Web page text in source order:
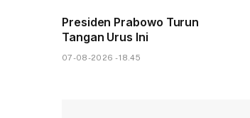
Presiden Prabowo Turun
Tangan Urus Ini
07-08-2026 - 18.45